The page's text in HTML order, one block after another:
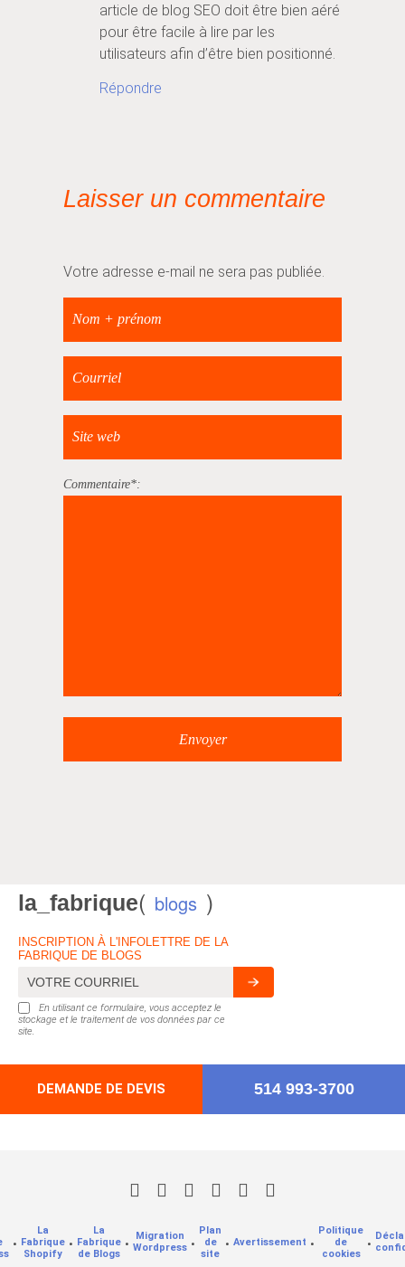
article de blog SEO doit être bien aéré
pour être facile à lire par les
utilisateurs afin d’être bien positionné.
Répondre
Laisser un commentaire
Votre adresse e-mail ne sera pas publiée.
Commentaire
la_fabrique( blogs )
INSCRIPTION À L'INFOLETTRE DE LA
FABRIQUE DE BLOGS
En utilisant ce formulaire, vous acceptez le
stockage et le traitement de vos données par ce
site.
DEMANDE DE DEVIS 514 993-3700
•
La
Fabrique
Shopify
•
La
Fabrique
de Blogs
•
Migration
Wordpress •
Plan
de
site
• Avertissement •
Politique
de
cookies
•